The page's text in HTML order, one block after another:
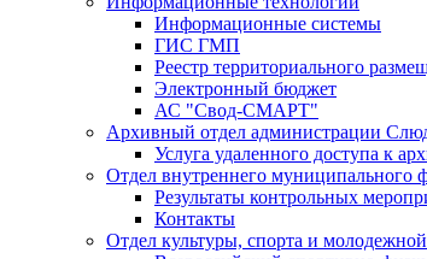
Информационные системы
ГИС ГМП
Реестр территориального
Электронный бюджет
АС "Свод-СМАРТ"
Архивный отдел администрации
Услуга удаленного доступа к
Отдел внутреннего муниципального
Результаты контрольных
Контакты
Отдел культуры, спорта и